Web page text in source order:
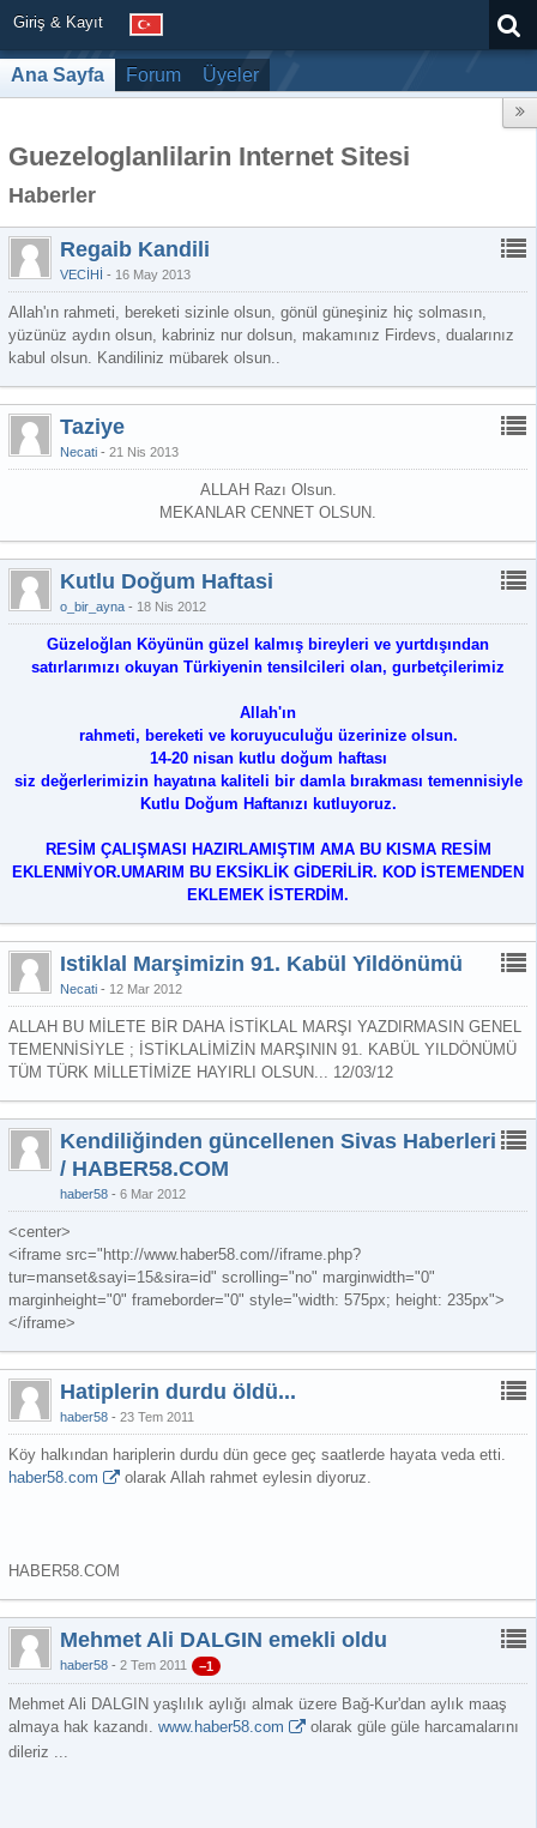
Giriş & Kayıt
Ana Sayfa Forum Üyeler
Guezeloglanlilarin Internet Sitesi
Haberler
Regaib Kandili
VECİHİ 16 May 2013
Allah'ın rahmeti, bereketi sizinle olsun, gönül güneşiniz hiç solmasın,
yüzünüz aydın olsun, kabriniz nur dolsun, makamınız Firdevs, dualarınız
kabul olsun. Kandiliniz mübarek olsun..
Taziye
Necati 21 Nis 2013
ALLAH Razı Olsun.
MEKANLAR CENNET OLSUN.
Kutlu Doğum Haftasi
o_bir_ayna 18 Nis 2012
Güzeloğlan Köyünün güzel kalmış bireyleri ve yurtdışından
satırlarımızı okuyan Türkiyenin tensilcileri olan, gurbetçilerimiz
Allah'ın
rahmeti, bereketi ve koruyuculuğu üzerinize olsun.
14-20 nisan kutlu doğum haftası
siz değerlerimizin hayatına kaliteli bir damla bırakması temennisiyle
Kutlu Doğum Haftanızı kutluyoruz.
RESİM ÇALIŞMASI HAZIRLAMIŞTIM AMA BU KISMA RESİM
EKLENMİYOR.UMARIM BU EKSİKLİK GİDERİLİR. KOD İSTEMENDEN
EKLEMEK İSTERDİM.
Istiklal Marşimizin 91. Kabül Yildönümü
Necati 12 Mar 2012
ALLAH BU MİLETE BİR DAHA İSTİKLAL MARŞI YAZDIRMASIN GENEL
TEMENNİSİYLE ; İSTİKLALİMİZİN MARŞININ 91. KABÜL YILDÖNÜMÜ
TÜM TÜRK MİLLETİMİZE HAYIRLI OLSUN... 12/03/12
Kendiliğinden güncellenen Sivas Haberleri
/ HABER58.COM
haber58 6 Mar 2012
<center>
<iframe src="http://www.haber58.com//iframe.php?
tur=manset&sayi=15&sira=id" scrolling="no" marginwidth="0"
marginheight="0" frameborder="0" style="width: 575px; height: 235px">
</iframe>
Hatiplerin durdu öldü...
haber58 23 Tem 2011
Köy halkından hariplerin durdu dün gece geç saatlerde hayata veda etti.
haber58.com
olarak Allah rahmet eylesin diyoruz.
HABER58.COM
Mehmet Ali DALGIN emekli oldu
haber58 2 Tem 2011 −1
Mehmet Ali DALGIN yaşlılık aylığı almak üzere Bağ-Kur'dan aylık maaş
almaya hak kazandı. www.haber58.com
olarak güle güle harcamalarını
dileriz ...